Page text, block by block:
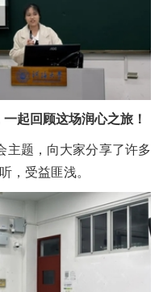
一起回顾这场润心之旅！
主题，向大家分享了许多
，受益匪浅。